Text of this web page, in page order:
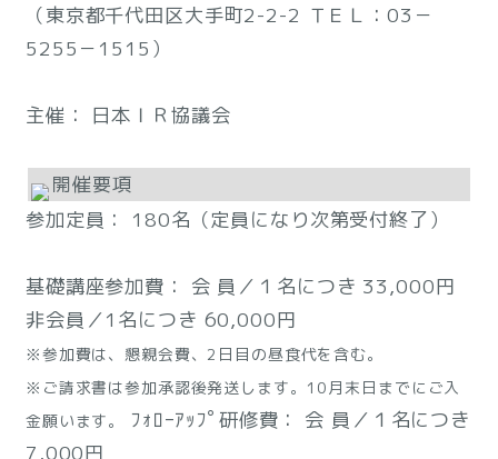
（東京都千代田区大手町2-2-2 ＴＥＬ：03－
5255－1515）
主催： 日本ＩＲ協議会
開催要項
参加定員： 180名（定員になり次第受付終了）
基礎講座参加費： 会 員／１名につき 33,000円
非会員／1名につき 60,000円
※参加費は、懇親会費、2日目の昼食代を含む。
※ご請求書は参加承認後発送します。10月末日までにご入
金願います。
ﾌｫﾛｰｱｯﾌﾟ研修費： 会 員／１名につき
7,000円